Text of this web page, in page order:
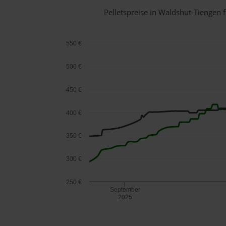
Pelletspreise in Waldshut-Tiengen
September
2025
250 €
300 €
350 €
400 €
450 €
500 €
550 €